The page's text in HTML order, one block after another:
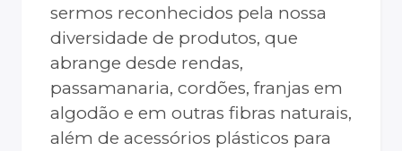
sermos reconhecidos pela nossa
diversidade de produtos, que
abrange desde rendas,
passamanaria, cordões, franjas em
algodão e em outras fibras naturais,
além de acessórios plásticos para